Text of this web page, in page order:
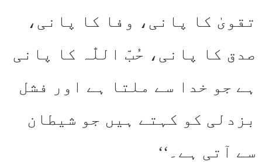
تقویٰ کا پانی، وفا کا پانی،
صدق کا پانی، حُبّ اللّٰہ کا پانی
ہے جو خدا سے ملتا ہے اور فشل
بزدلی کو کہتے ہیں جو شیطان
سے آتی ہے۔‘‘